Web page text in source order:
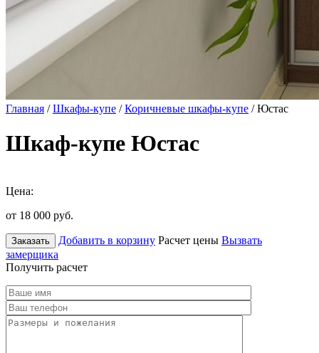
Главная /Шкафы-купе /Коричневые шкафы-купе / Юстас
Шкаф-купе Юстас
Цена:
от 18 000 руб.
Заказать Добавить в корзину Расчет цены Вызвать
замерщика
Получить расчет